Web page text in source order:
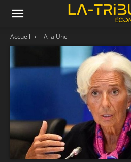
Accueil - A la Une